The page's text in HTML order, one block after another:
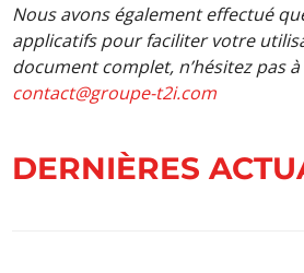
Nous avons également effectué
applicatifs pour faciliter votre
document complet, n’hésitez pas
contact@groupe-t2i.com
DERNIÈRES